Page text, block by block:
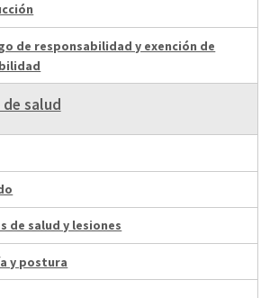
de responsabilidad y exención de
salud
de salud y lesiones
y postura